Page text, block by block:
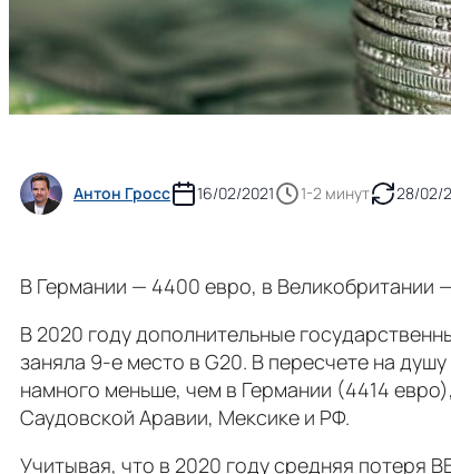
Антон Гросс 16/02/2021 1-2 минут 28/02/
В Германии — 4400 евро, в Великобритании
В 2020 году дополнительные
заняла 9-е место в G20. В пересчете на
намного меньше, чем в Германии (4414
Саудовской Аравии, Мексике и РФ.
Учитывая, что в 2020 году средняя потеря